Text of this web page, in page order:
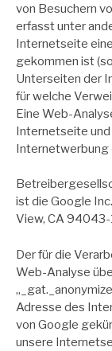
von Besuchern
erfasst unter
Internetseite
gekommen ist
Unterseiten der
für welche
Eine Web-
Internetseite
Internetwerbung
ist die Google
View, CA 94043-
Der für die
Web-Analyse
Adresse des
von Google
unsere